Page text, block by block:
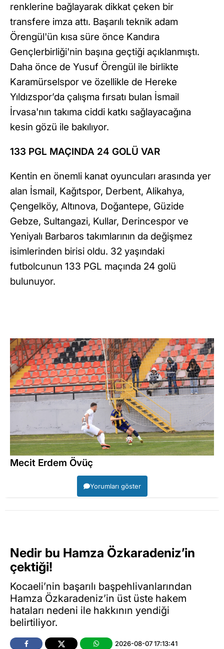
renklerine bağlayarak dikkat çeken bir
transfere imza attı. Başarılı teknik adam
Örengül'ün kısa süre önce Kandıra
Gençlerbirliği'nin başına geçtiği açıklanmıştı.
Daha önce de Yusuf Örengül ile birlikte
Karamürselspor ve özellikle de Hereke
Yıldızspor’da çalışma fırsatı bulan İsmail
İrvasa'nın takıma ciddi katkı sağlayacağına
kesin gözü ile bakılıyor.
133 PGL MAÇINDA 24 GOLÜ VAR
Kentin en önemli kanat oyuncuları arasında yer
alan İsmail, Kağıtspor, Derbent, Alikahya,
Çengelköy, Altınova, Doğantepe, Güzide
Gebze, Sultangazi, Kullar, Derincespor ve
Yeniyalı Barbaros takımlarının da değişmez
isimlerinden birisi oldu. 32 yaşındaki
futbolcunun 133 PGL maçında 24 golü
bulunuyor.
Mecit Erdem Övüç
Yorumları göster
Nedir bu Hamza Özkaradeniz’in
çektiği!
Kocaeli’nin başarılı başpehlivanlarından
Hamza Özkaradeniz’in üst üste hakem
hataları nedeni ile hakkının yendiği
belirtiliyor.
2026-08-07 17:13:41